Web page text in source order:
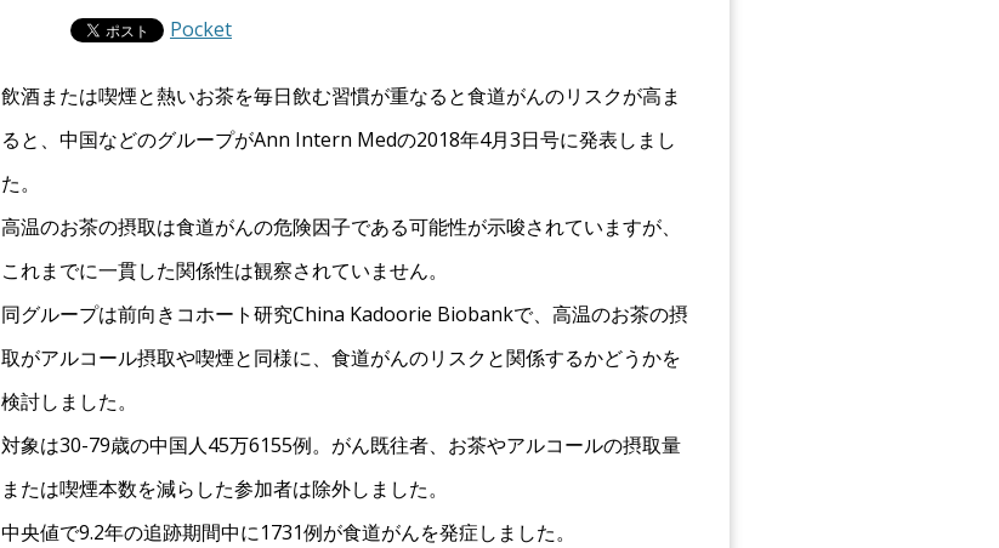
Pocket
飲酒または喫煙と熱いお茶を毎日飲む習慣が重なると食道がんのリスクが高ま
ると、中国などのグループがAnn Intern Medの2018年4月3日号に発表しまし
た。
高温のお茶の摂取は食道がんの危険因子である可能性が示唆されていますが、
これまでに一貫した関係性は観察されていません。
同グループは前向きコホート研究China Kadoorie Biobankで、高温のお茶の摂
取がアルコール摂取や喫煙と同様に、食道がんのリスクと関係するかどうかを
検討しました。
対象は30-79歳の中国人45万6155例。がん既往者、お茶やアルコールの摂取量
または喫煙本数を減らした参加者は除外しました。
中央値で9.2年の追跡期間中に1731例が食道がんを発症しました。